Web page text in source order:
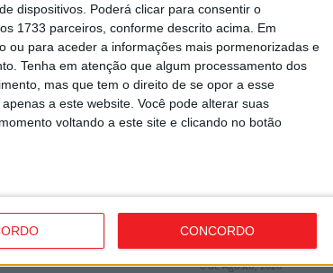
dispositivos. Poderá clicar para consentir o
1733 parceiros, conforme descrito acima. Em
ou para aceder a informações mais pormenorizadas e
Tenha em atenção que algum processamento dos
mas que tem o direito de se opor a esse
a este website. Você pode alterar suas
voltando a este site e clicando no botão
CONCORDO
região
Viseu: GNR
por furto de
6 de Agosto, 2026
Tondela:
no Museu do
os...
6 de Agosto, 2026